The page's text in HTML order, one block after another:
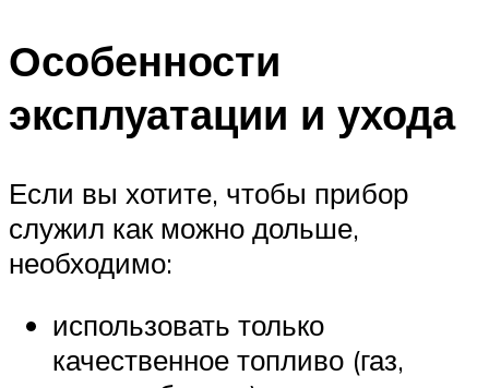
Особенности
эксплуатации и ухода
Если вы хотите, чтобы прибор
служил как можно дольше,
необходимо:
использовать только
качественное топливо (газ,